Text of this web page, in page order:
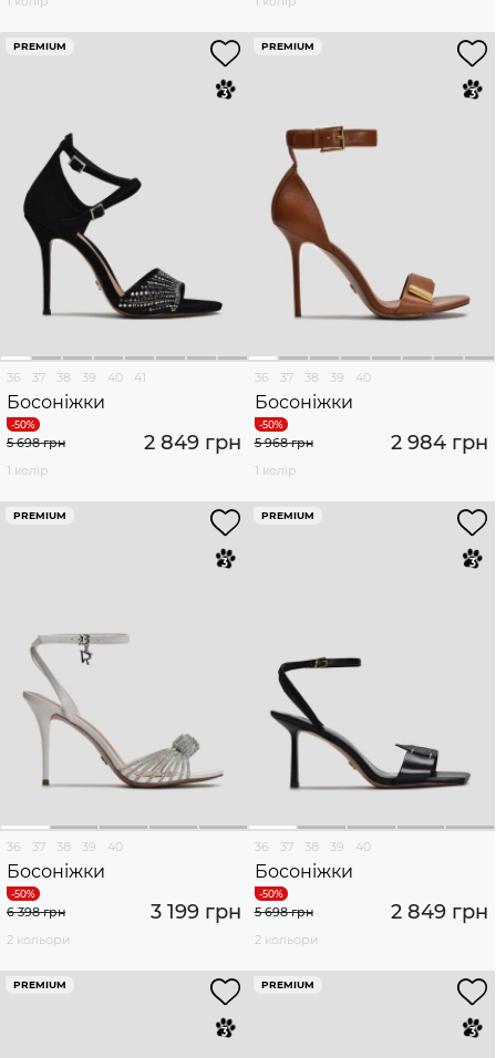
PREMIUM
36 37 38 39 40 41
Босоніжки
2 849 грн
5 698 грн
1 колір
PREMIUM
36 37 38 39 40
Босоніжки
2 984 грн
5 968 грн
1 колір
PREMIUM
36 37 38 39 40
Босоніжки
3 199 грн
6 398 грн
2 кольори
PREMIUM
36 37 38 39 40
Босоніжки
2 849 грн
5 698 грн
2 кольори
PREMIUM PREMIUM